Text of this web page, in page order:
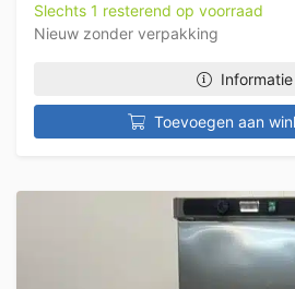
Slechts 1 resterend op voorraad
Nieuw zonder verpakking
Informatie
Toevoegen aan